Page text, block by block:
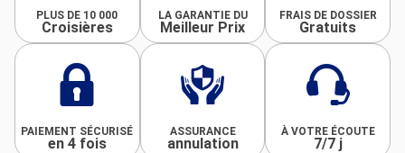
PLUS DE 10 000
Croisières
LA GARANTIE DU
Meilleur Prix
FRAIS DE DOSSIER
Gratuits
PAIEMENT SÉCURISÉ
en 4 fois
ASSURANCE
annulation
À VOTRE ÉCOUTE
7/7 j